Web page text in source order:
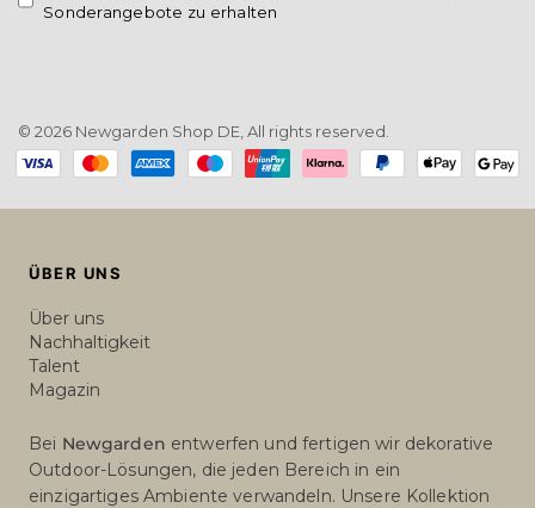
Sonderangebote zu erhalten
© 2026 Newgarden Shop DE, All rights reserved.
Payment
methods
ÜBER UNS
Über uns
Nachhaltigkeit
Talent
Magazin
Bei Newgarden entwerfen und fertigen wir dekorative
Outdoor-Lösungen, die jeden Bereich in ein
einzigartiges Ambiente verwandeln. Unsere Kollektion